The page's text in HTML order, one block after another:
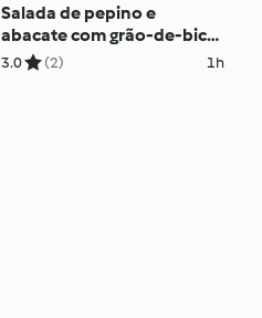
Salada de pepino e
abacate com grão-de-bico
crocante
3.0 (2) 1h